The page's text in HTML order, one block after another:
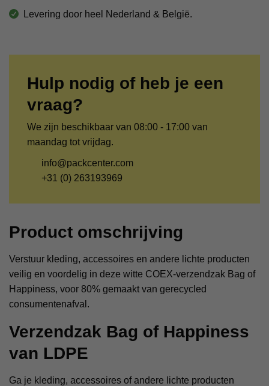
Levering door heel Nederland & België.
Hulp nodig of heb je een
vraag?
We zijn beschikbaar van 08:00 - 17:00 van
maandag tot vrijdag.
info@packcenter.com
+31 (0) 263193969
Product omschrijving
Verstuur kleding, accessoires en andere lichte producten
veilig en voordelig in deze witte COEX-verzendzak Bag of
Happiness, voor 80% gemaakt van gerecycled
consumentenafval.
Verzendzak Bag of Happiness
van LDPE
Ga je kleding, accessoires of andere lichte producten